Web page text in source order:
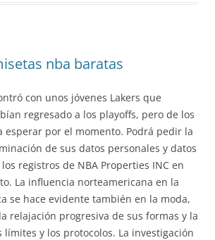
nba baratas
con unos jóvenes Lakers que
regresado a los playoffs, pero de los
esperar por el momento. Podrá pedir la
de sus datos personales y datos
registros de NBA Properties INC en
La influencia norteamericana en la
se hace evidente también en la moda,
relajación progresiva de sus formas y la
y los protocolos. La investigación